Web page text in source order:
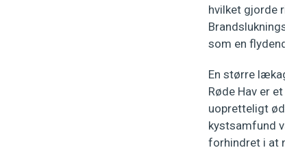
hvilket gjorde
som en
En større
Røde Hav er
uopretteligt
kystsamfund
forhindret i at